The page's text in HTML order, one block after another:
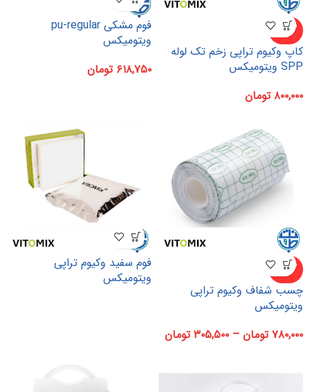
ناموجو
د
کاپ وکیوم تراپی زخم تک لوله
SPP ویتومیکس
۸۰۰,۰۰۰ تومان
فوم مشکی pu-regular
ویتومیکس
۶۱۸,۷۵۰ تومان
ناموجو
د
چسب شفاف وکیوم تراپی
ویتومیکس
۷۸۰,۰۰۰ تومان – ۳۰۵,۵۰۰ تومان
فوم سفید وکیوم تراپی
ویتومیکس